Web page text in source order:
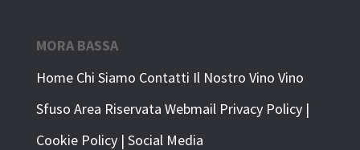
MORA BASSA
Home Chi Siamo Contatti Il Nostro Vino Vino
Sfuso Area Riservata Webmail Privacy Policy|
Cookie Policy| Social Media